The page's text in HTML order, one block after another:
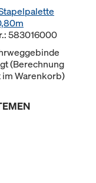
583016000
(Berechnung
Warenkorb)